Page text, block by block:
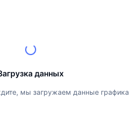
данных
мы загружаем данные графика